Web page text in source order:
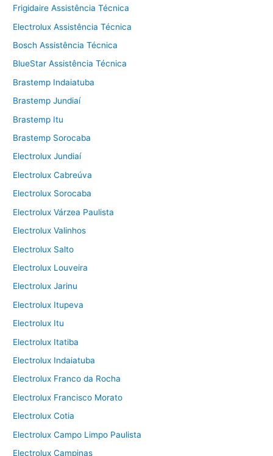
Frigidaire Assistência Técnica
Electrolux Assistência Técnica
Bosch Assistência Técnica
BlueStar Assistência Técnica
Brastemp Indaiatuba
Brastemp Jundiaí
Brastemp Itu
Brastemp Sorocaba
Electrolux Jundiaí
Electrolux Cabreúva
Electrolux Sorocaba
Electrolux Várzea Paulista
Electrolux Valinhos
Electrolux Salto
Electrolux Louveira
Electrolux Jarinu
Electrolux Itupeva
Electrolux Itu
Electrolux Itatiba
Electrolux Indaiatuba
Electrolux Franco da Rocha
Electrolux Francisco Morato
Electrolux Cotia
Electrolux Campo Limpo Paulista
Electrolux Campinas